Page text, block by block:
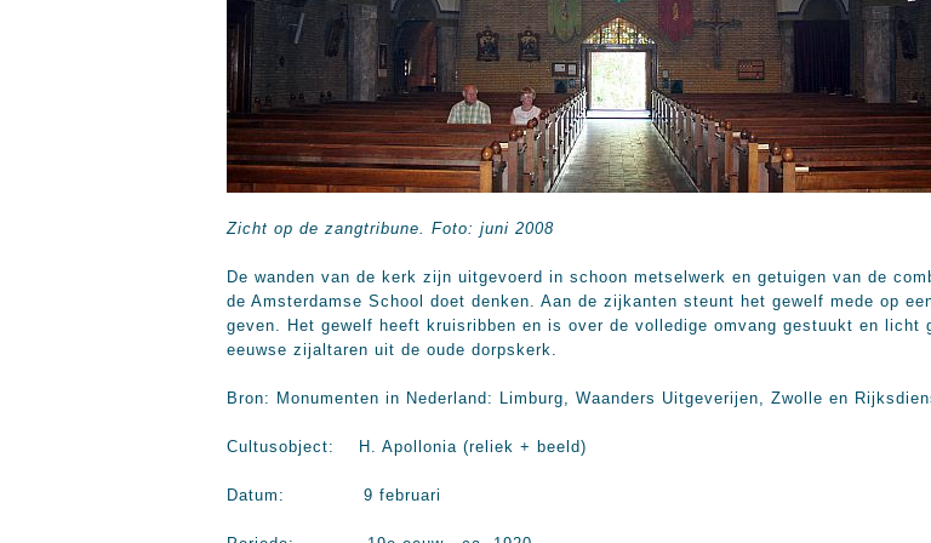
Zicht op de zangtribune. Foto: juni 2008
De wanden van de kerk zijn uitgevoerd in schoon metselwerk en getuigen van de
de Amsterdamse School doet denken. Aan de zijkanten steunt het gewelf mede op
geven. Het gewelf heeft kruisribben en is over de volledige omvang gestuukt en licht
eeuwse zijaltaren uit de oude dorpskerk.
Bron: Monumenten in Nederland: Limburg, Waanders Uitgeverijen, Zwolle en
Cultusobject: H. Apollonia (reliek + beeld)
Datum: 9 februari